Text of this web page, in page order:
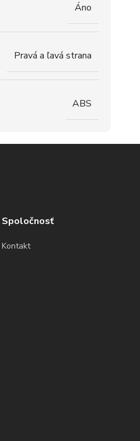
Áno
Pravá a ľavá strana
ABS
Spoločnosť
Kontakt